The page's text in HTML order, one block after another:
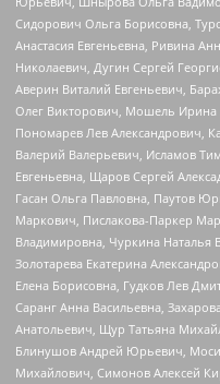
Сидорович Ольга Борисовна,
Анастасия Евгеньевна, Ривина
Николаевич, Дугин Сергей
Аверин Виталий Евгеньевич,
Олег Викторович, Мошель Ирина
Пономарев Лев Александрович,
Валерий Валерьевич, Исламов
Евгеньевна, Щаров Сергей
Гасан Ольга Павловна, Паутов
Маркович, Пислакова-Паркер
Владимировна, Чуркина Наталья
Золотарева Екатерина
Елена Борисовна, Гудков Лев
Саранг Анна Васильевна,
Анатольевич, Щур Татьяна
Блинушов Андрей Юрьевич,
Михайлович, Симонов Алексей